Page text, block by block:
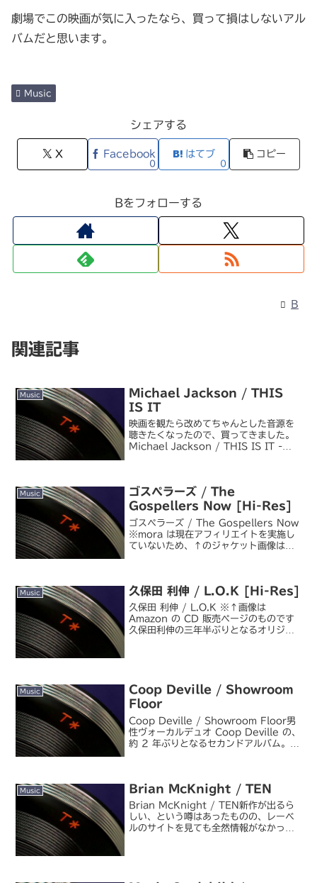
劇場でこの映画が気に入ったなら、買って損はしないアル
バムだと思います。
Music
シェアする
X Facebook
0
はてブ
0
コピー
Bをフォローする
B
関連記事
Music
Michael Jackson / THIS
IS IT
映画を観たら改めてちゃんとした音源を
聴きたくなったので、買ってきました。
Michael Jackson / THIS IS IT -
Music
ゴスペラーズ / The
Gospellers Now [Hi-Res]
ゴスペラーズ / The Gospellers Now
※mora は現在アフィリエイトを実施し
ていないため、↑のジャケット画像は
Music 久保田 利伸 / L.O.K [Hi-Res]
久保田 利伸 / L.O.K ※↑画像は
Amazon の CD 販売ページのものです
久保田利伸の三年半ぶりとなるオリジナ
Music
Coop Deville / Showroom
Floor
Coop Deville / Showroom Floor男
性ヴォーカルデュオ Coop Deville の、
約 2 年ぶりとなるセカンドアルバム。フ
Music Brian McKnight / TEN
Brian McKnight / TEN新作が出るら
しい、という噂はあったものの、レーベ
ルのサイトを見ても全然情報がなかった